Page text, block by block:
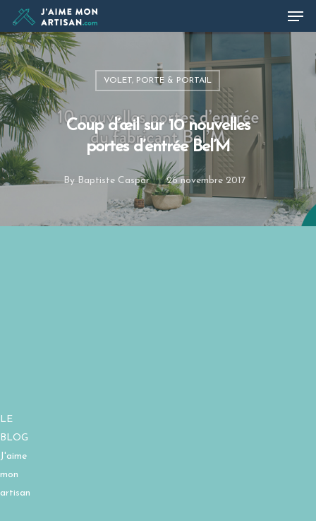
Hit enter to search or ESC to close
VOLET, PORTE & PORTAIL
Coup d’œil sur 10 nouvelles
portes d’entrée Bel’M
By Baptiste Caspar 26 novembre 2017
LE
BLOG
J'aime
mon
artisan